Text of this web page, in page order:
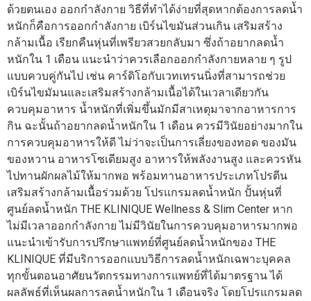
ด้วยตนเอง ออกกำลังกาย วิธีที่ทำได้ง่ายที่สุดหากต้องการลดน้ำ
หนักก็คือการออกกำลังกาย เบิร์นไขมันส่วนเกิน เสริมสร้าง
กล้ามเนื้อ เรียกคืนหุ่นที่เพรียวสวยกลับมา ซึ่งถ้าอยากลดน้ำ
หนักใน 1 เดือน แนะนำว่าควรเลือกออกกำลังกายหลาย ๆ รูป
แบบควบคู่กันไป เช่น คาร์ดิโอกับเวทเทรนนิ่งที่สามารถช่วย
เบิร์นไขมัมนและเสริมสร้างกล้ามเนื้อได้ในเวลาเดียวกัน
ควบคุมอาหาร น้ำหนักที่เพิ่มขึ้นมักมีสาเหตุมาจากอาหารการ
กิน ฉะนั้นถ้าอยากลดน้ำหนักใน 1 เดือน ควรมีวินัยอย่างมากใน
การควบคุมอาหารให้ดี ไม่ว่าจะเป็นการเลี่ยงของทอด ของมัน
ของหวาน อาหารโซเดียมสูง อาหารให้พลังงานสูง และควรหัน
ไปทานผักผลไม้ให้มากพอ พร้อมทานอาหารประเภทโปรตีน
เสริมสร้างกล้ามเนื้อร่วมด้วย โปรแกรมลดน้ำหนัก ปั้นหุ่นที่
ศูนย์ลดน้ำหนัก THE KLINIQUE Wellness & Slim Center หาก
ไม่มีเวลาออกกำลังกาย ไม่มีวินัยในการควบคุมอาหารมากพอ
แนะนำเข้ารับการปรึกษาแพทย์ที่ศูนย์ลดน้ำหนักของ THE
KLINIQUE ที่มีบริการออกแบบวิธีการลดน้ำหนักเฉพาะบุคคล
ทุกขั้นตอนอาศัยนวัตกรรมทางการแพทย์ที่ได้มาตรฐาน ได้
ผลลัพธ์ที่เห็นผลการลดน้ำหนักใน 1 เดือนจริง โดยโปรแกรมลด